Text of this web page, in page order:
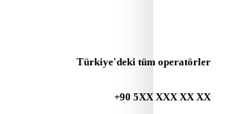
Türkiye'deki tüm operatörler
+90 5XX XXX XX XX